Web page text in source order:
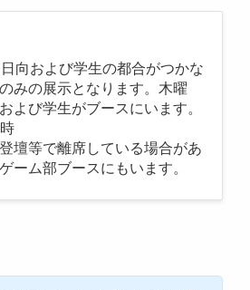
向および学生の都合がつかな
みの展示となります。木曜
よび学生がブースにいます。
壇等で離席している場合があ
ーム部ブースにもいます。